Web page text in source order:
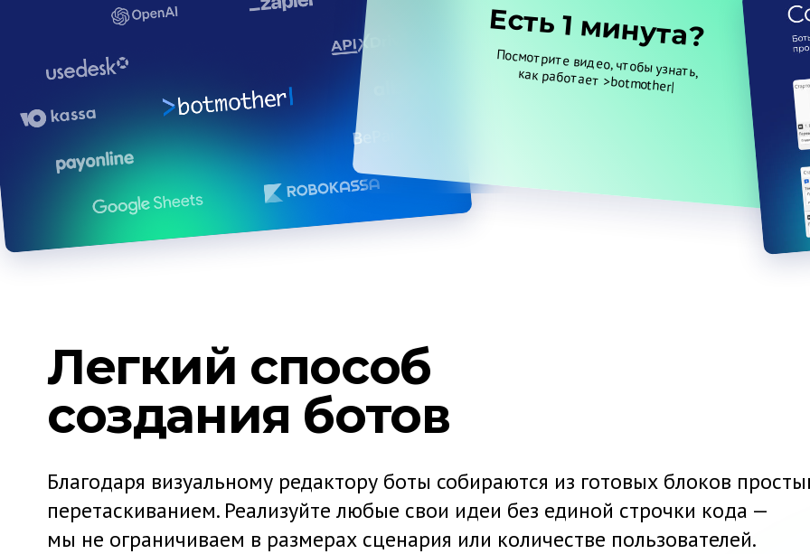
Посмотрите видео, чтобы узнать, как работает >botmother|
Есть 1 минута?
Смотреть
Благодаря визуальному редактору боты собираются из готовых блоков
перетаскиванием. Реализуйте любые свои идеи без единой строчки кода —
мы не ограничиваем в размерах сценария или количестве пользователей.
Легкий способ
создания ботов